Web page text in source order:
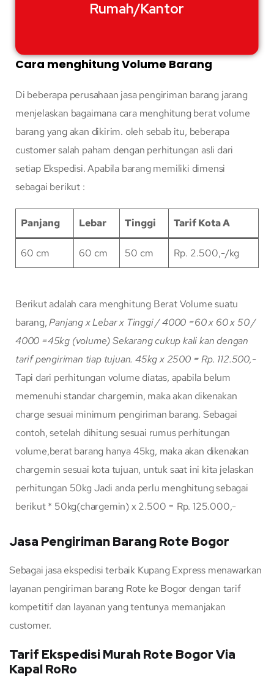
Rumah/Kantor
Cara menghitung Volume Barang
Di beberapa perusahaan jasa pengiriman barang jarang
menjelaskan bagaimana cara menghitung berat volume
barang yang akan dikirim. oleh sebab itu, beberapa
customer salah paham dengan perhitungan asli dari
setiap Ekspedisi. Apabila barang memiliki dimensi
sebagai berikut :
Panjang Lebar Tinggi Tarif Kota A
60 cm 60 cm 50 cm Rp. 2.500,-/kg
Berikut adalah cara menghitung Berat Volume suatu
barang,Panjang x Lebar x Tinggi / 4000 =60 x 60 x 50 /
4000 =45kg (volume)Sekarang cukup kali kan dengan
tarif pengiriman tiap tujuan. 45kg x 2500 = Rp. 112.500,-
Tapi dari perhitungan volume diatas, apabila belum
memenuhi standar chargemin, maka akan dikenakan
charge sesuai minimum pengiriman barang. Sebagai
contoh, setelah dihitung sesuai rumus perhitungan
volume,berat barang hanya 45kg, maka akan dikenakan
chargemin sesuai kota tujuan, untuk saat ini kita jelaskan
perhitungan 50kg Jadi anda perlu menghitung sebagai
berikut * 50kg(chargemin) x 2.500 = Rp. 125.000,-
Jasa Pengiriman Barang Rote Bogor
Sebagai jasa ekspedisi terbaik Kupang Express menawarkan
layanan pengiriman barang Rote ke Bogor dengan tarif
kompetitif dan layanan yang tentunya memanjakan
customer.
Tarif Ekspedisi Murah Rote Bogor Via
Kapal RoRo